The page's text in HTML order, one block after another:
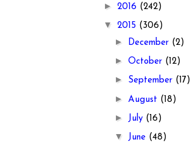
► 2016 (242)
▼ 2015 (306)
► December (2)
► October (12)
► September (17)
► August (18)
► July (16)
▼ June (48)